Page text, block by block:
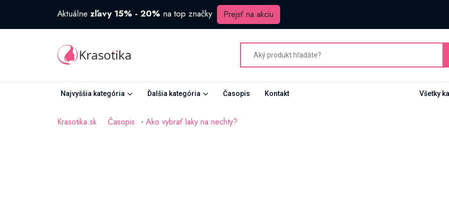
Aktuálne zľavy 15% - 20% na top značky Prejsť na akciu
Najvyššia kategória Ďalšia kategória Časopis Kontakt Všetky
Krasotika.sk Časopis Ako vybrať laky na nechty?